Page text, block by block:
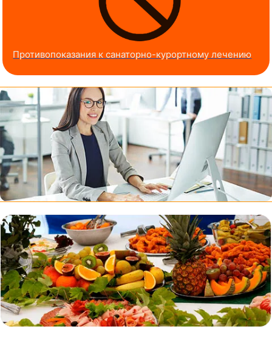
Противопоказания к санаторно-курортному лечению